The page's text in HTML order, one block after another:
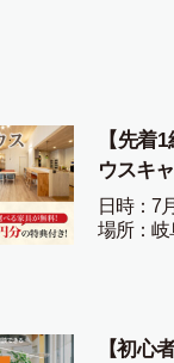
【先着
ウスキ
日時：7
場所：岐
【初心